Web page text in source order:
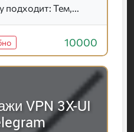
подходит: Тем,...
10000
VPN 3X-UI